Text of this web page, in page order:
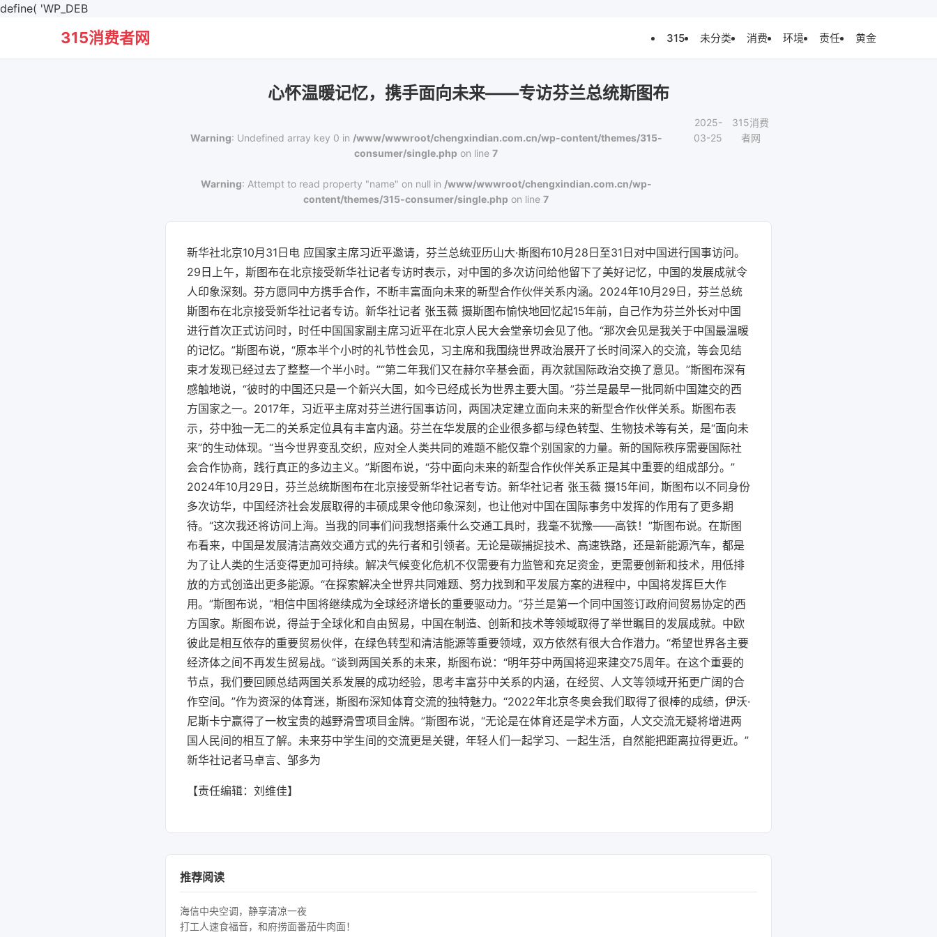
define( 'WP_DEB
315消费者网 315 未分类 消费 环境 责任 黄金
心怀温暖记忆，携手面向未来——专访芬兰总统斯图布
Warning: Undefined array key 0 in /www/wwwroot/chengxindian.com.cn/wp-content/themes/315-
consumer/single.php on line7
Warning: Attempt to read property "name" on null in /www/wwwroot/chengxindian.com.cn/wp-
content/themes/315-consumer/single.php on line7
2025-
03-25
315消费
者网
新华社北京10月31日电 应国家主席习近平邀请，芬兰总统亚历山大·斯图布10月28日至31日对中国进行国事访问。
29日上午，斯图布在北京接受新华社记者专访时表示，对中国的多次访问给他留下了美好记忆，中国的发展成就令
人印象深刻。芬方愿同中方携手合作，不断丰富面向未来的新型合作伙伴关系内涵。2024年10月29日，芬兰总统
斯图布在北京接受新华社记者专访。新华社记者 张玉薇 摄斯图布愉快地回忆起15年前，自己作为芬兰外长对中国
进行首次正式访问时，时任中国国家副主席习近平在北京人民大会堂亲切会见了他。“那次会见是我关于中国最温暖
的记忆。”斯图布说，“原本半个小时的礼节性会见，习主席和我围绕世界政治展开了长时间深入的交流，等会见结
束才发现已经过去了整整一个半小时。”“第二年我们又在赫尔辛基会面，再次就国际政治交换了意见。”斯图布深有
感触地说，“彼时的中国还只是一个新兴大国，如今已经成长为世界主要大国。”芬兰是最早一批同新中国建交的西
方国家之一。2017年，习近平主席对芬兰进行国事访问，两国决定建立面向未来的新型合作伙伴关系。斯图布表
示，芬中独一无二的关系定位具有丰富内涵。芬兰在华发展的企业很多都与绿色转型、生物技术等有关，是“面向未
来”的生动体现。“当今世界变乱交织，应对全人类共同的难题不能仅靠个别国家的力量。新的国际秩序需要国际社
会合作协商，践行真正的多边主义。”斯图布说，“芬中面向未来的新型合作伙伴关系正是其中重要的组成部分。”
2024年10月29日，芬兰总统斯图布在北京接受新华社记者专访。新华社记者 张玉薇 摄15年间，斯图布以不同身份
多次访华，中国经济社会发展取得的丰硕成果令他印象深刻，也让他对中国在国际事务中发挥的作用有了更多期
待。“这次我还将访问上海。当我的同事们问我想搭乘什么交通工具时，我毫不犹豫——高铁！”斯图布说。在斯图
布看来，中国是发展清洁高效交通方式的先行者和引领者。无论是碳捕捉技术、高速铁路，还是新能源汽车，都是
为了让人类的生活变得更加可持续。解决气候变化危机不仅需要有力监管和充足资金，更需要创新和技术，用低排
放的方式创造出更多能源。“在探索解决全世界共同难题、努力找到和平发展方案的进程中，中国将发挥巨大作
用。”斯图布说，“相信中国将继续成为全球经济增长的重要驱动力。”芬兰是第一个同中国签订政府间贸易协定的西
方国家。斯图布说，得益于全球化和自由贸易，中国在制造、创新和技术等领域取得了举世瞩目的发展成就。中欧
彼此是相互依存的重要贸易伙伴，在绿色转型和清洁能源等重要领域，双方依然有很大合作潜力。“希望世界各主要
经济体之间不再发生贸易战。”谈到两国关系的未来，斯图布说：“明年芬中两国将迎来建交75周年。在这个重要的
节点，我们要回顾总结两国关系发展的成功经验，思考丰富芬中关系的内涵，在经贸、人文等领域开拓更广阔的合
作空间。”作为资深的体育迷，斯图布深知体育交流的独特魅力。“2022年北京冬奥会我们取得了很棒的成绩，伊沃·
尼斯卡宁赢得了一枚宝贵的越野滑雪项目金牌。”斯图布说，“无论是在体育还是学术方面，人文交流无疑将增进两
国人民间的相互了解。未来芬中学生间的交流更是关键，年轻人们一起学习、一起生活，自然能把距离拉得更近。”
新华社记者马卓言、邹多为
【责任编辑：刘维佳】
推荐阅读
海信中央空调，静享清凉一夜
打工人速食福音，和府捞面番茄牛肉面！